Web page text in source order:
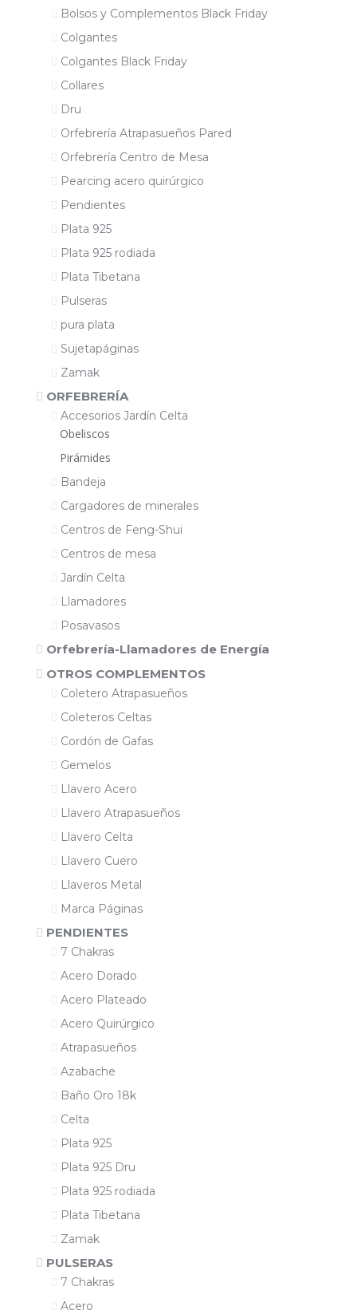
Bolsos y Complementos Black Friday
Colgantes
Colgantes Black Friday
Collares
Dru
Orfebrería Atrapasueños Pared
Orfebrería Centro de Mesa
Pearcing acero quirúrgico
Pendientes
Plata 925
Plata 925 rodiada
Plata Tibetana
Pulseras
pura plata
Sujetapáginas
Zamak
ORFEBRERÍA
Accesorios Jardín Celta
Obeliscos
Pirámides
Bandeja
Cargadores de minerales
Centros de Feng-Shui
Centros de mesa
Jardín Celta
Llamadores
Posavasos
Orfebrería-Llamadores de Energía
OTROS COMPLEMENTOS
Coletero Atrapasueños
Coleteros Celtas
Cordón de Gafas
Gemelos
Llavero Acero
Llavero Atrapasueños
Llavero Celta
Llavero Cuero
Llaveros Metal
Marca Páginas
PENDIENTES
7 Chakras
Acero Dorado
Acero Plateado
Acero Quirúrgico
Atrapasueños
Azabache
Baño Oro 18k
Celta
Plata 925
Plata 925 Dru
Plata 925 rodiada
Plata Tibetana
Zamak
PULSERAS
7 Chakras
Acero